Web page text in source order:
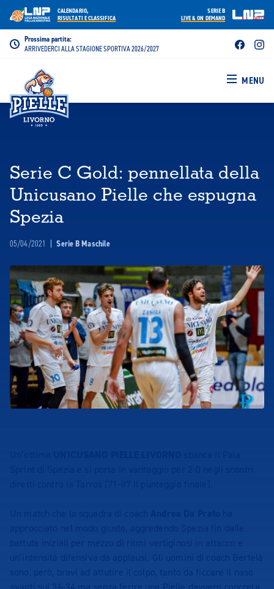
Prossima partita:
ARRIVEDERCI ALLA STAGIONE SPORTIVA 2026/2027
MENU
SERIE B
LIVE & ON DEMAND
CALENDARIO,
RISULTATI E CLASSIFICA
Serie C Gold: pennellata della
Unicusano Pielle che espugna
Spezia
05/04/2021 | Serie B Maschile